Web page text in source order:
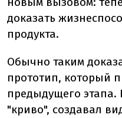
доказать
продукта.
Обычно таким
прототип, который
предыдущего этапа.
"криво", создавал